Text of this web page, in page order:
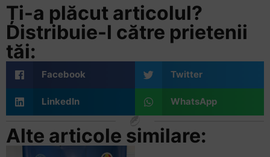
Ți-a plăcut articolul?
Distribuie-l către prietenii
tăi:
Facebook Twitter
LinkedIn WhatsApp
Alte articole similare: